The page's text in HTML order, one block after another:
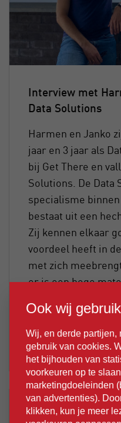
Interview met
Data Solutions
Harmen en Janko
jaar en 3 jaar als
bij Get There en
Solutions. De Data
specialisme
bestaat uit een
Zij kennen elkaar
voordeel heeft in
met zich
er is een hoge
aanschuift binnen
LEES MEER
Ook wij
Wij, en derde partijen,
gebruik van cookies.
het bijhouden van
voorkeuren op te
marketingdoeleinden
van advertenties).
klikken, kun je meer